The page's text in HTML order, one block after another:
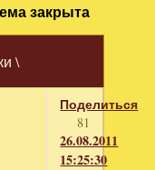
\
закрыта
Поделиться
81
26.08.2011
15:25:30